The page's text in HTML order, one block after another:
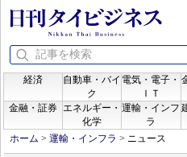
経済
自動車・バイ
ク
電気・電子・
ＩＴ
金融・証券
エネルギー・
化学
運輸・インフ
ラ
ホーム > 運輸・インフラ > ニュース